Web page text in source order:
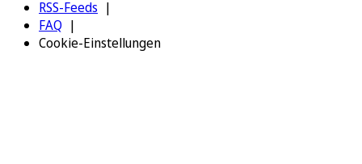
RSS-Feeds
FAQ
Cookie-Einstellungen